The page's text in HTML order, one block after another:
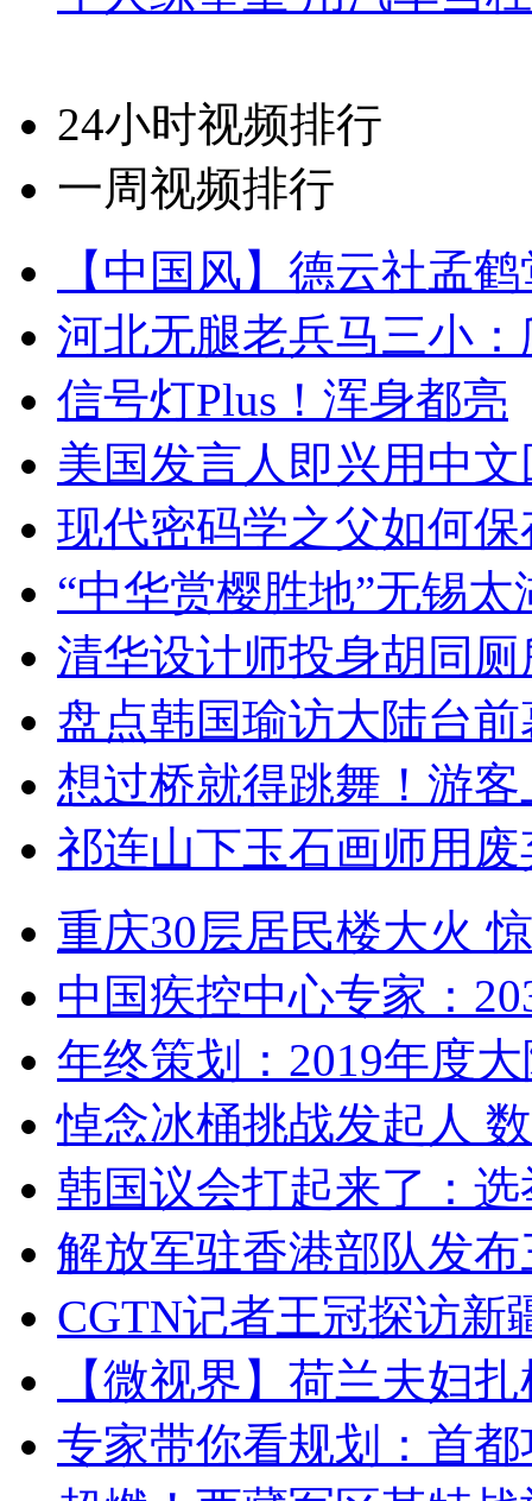
24小时视频排行
一周视频排行
【中国风】德云社孟
河北无腿老兵马三小
信号灯Plus！浑身都亮
美国发言人即兴用中
现代密码学之父如何
“中华赏樱胜地”无锡
清华设计师投身胡同
盘点韩国瑜访大陆台
想过桥就得跳舞！游客
祁连山下玉石画师用
重庆30层居民楼大火
中国疾控中心专家：
年终策划：2019年度
悼念冰桶挑战发起人
韩国议会打起来了：
解放军驻香港部队发
CGTN记者王冠探访新
【微视界】荷兰夫妇
专家带你看规划：首